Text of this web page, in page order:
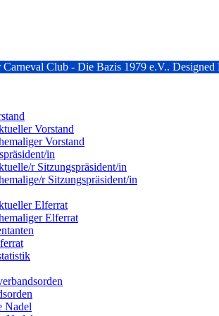
Club - Die Bazis 1979 e.V.. Designed
Vorstand
Vorstand
in
r Sitzungspräsident/in
r Sitzungspräsident/in
Elferrat
Elferrat
Nadel